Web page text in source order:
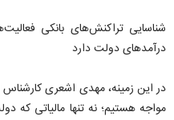
شناسایی تراکنش‌های بانکی
درآمدهای دولت دارد
در این زمینه، مهدی اشعری کارشناس
مواجه هستیم؛ نه تنها مالیاتی که